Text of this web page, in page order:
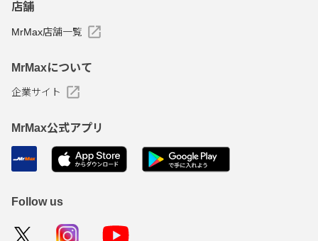
店舗
MrMax店舗一覧
MrMaxについて
企業サイト
MrMax公式アプリ
Follow us